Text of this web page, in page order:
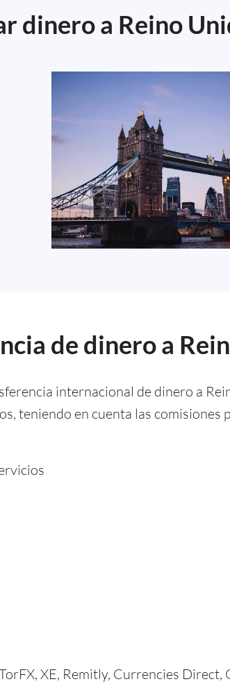
dinero a Reino
de dinero a
internacional de dinero a
teniendo en cuenta las comisiones
XE, Remitly, Currencies Direct,